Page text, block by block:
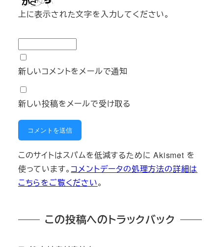
上に表示された文字を入力してください。
新しいコメントをメールで通知
新しい投稿をメールで受け取る
このサイトはスパムを低減するために Akismet を
使っています。 コメントデータの処理方法の詳細は
こちらをご覧ください。
この投稿へのトラックバック